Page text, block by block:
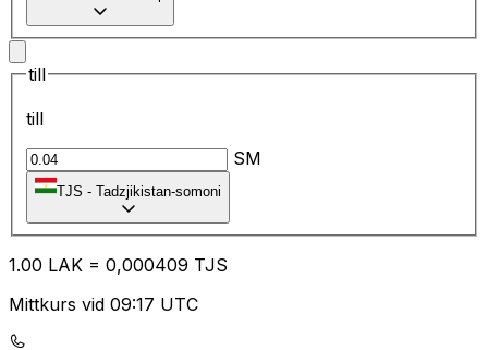
till
till
SM
TJS - Tadzjikistan-somoni
1.00 LAK = 0,000409 TJS
Mittkurs vid 09:17 UTC